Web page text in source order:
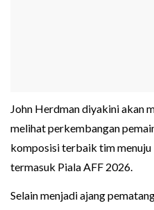
John Herdman diyakini akan
melihat perkembangan
komposisi terbaik tim
termasuk Piala AFF 2026.
Selain menjadi ajang